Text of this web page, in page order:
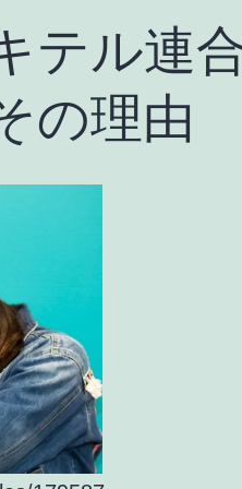
テル連
の理由